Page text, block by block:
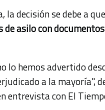
la decisión se debe a
de asilo con
hemos advertido
a la mayoría",
entrevista con El